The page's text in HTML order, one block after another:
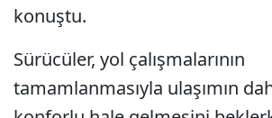
konuştu.
Sürücüler, yol çalışmalarının
tamamlanmasıyla ulaşımın